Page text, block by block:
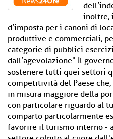
inoltre,
d’imposta per i canoni di
produttive e commerciali,
categorie di pubblici
dall’agevolazione".Il
sostenere tutti quei settori
competitività del Paese
in misura maggiore della
con particolare riguardo al
comparto particolarmente
favorire il turismo interno -